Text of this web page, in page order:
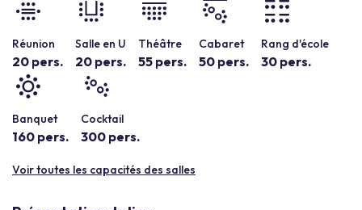
Réunion
20 pers.
Salle en U
20 pers.
Théâtre
55 pers.
Cabaret
50 pers.
Rang d'école
30 pers.
Banquet
160 pers.
Cocktail
300 pers.
Voir toutes les capacités des salles